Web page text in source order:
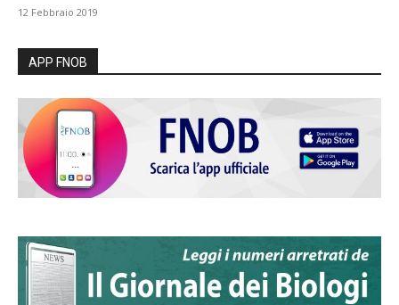
12 Febbraio 2019
APP FNOB